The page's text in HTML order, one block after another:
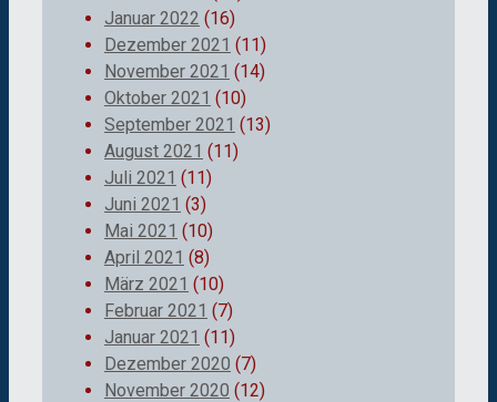
Januar 2022 (16)
Dezember 2021 (11)
November 2021 (14)
Oktober 2021 (10)
September 2021 (13)
August 2021 (11)
Juli 2021 (11)
Juni 2021 (3)
Mai 2021 (10)
April 2021 (8)
März 2021 (10)
Februar 2021 (7)
Januar 2021 (11)
Dezember 2020 (7)
November 2020 (12)